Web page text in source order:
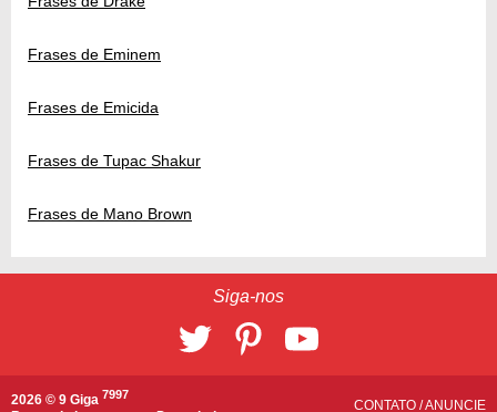
Frases de Eminem
Frases de Emicida
Frases de Tupac Shakur
Frases de Mano Brown
Siga-nos
2026 © 9 Giga 7997
CONTATO /ANUNCIE